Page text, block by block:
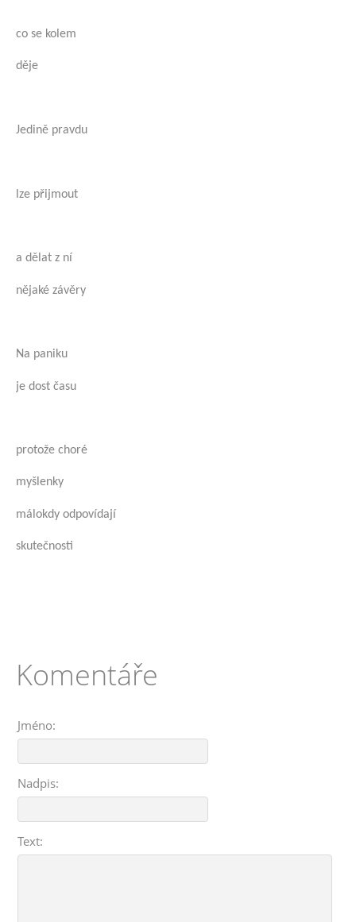
co se kolem
děje
Jedině pravdu
lze přijmout
a dělat z ní
nějaké závěry
Na paniku
je dost času
protože choré
myšlenky
málokdy odpovídají
skutečnosti
Komentáře
Jméno:
Nadpis:
Text: